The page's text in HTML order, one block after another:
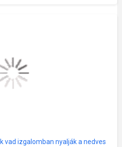
vad izgalomban nyalják a nedves